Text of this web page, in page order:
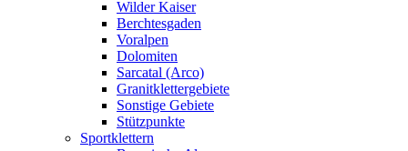
Wilder Kaiser
Berchtesgaden
Voralpen
Dolomiten
Sarcatal (Arco)
Granitklettergebiete
Sonstige Gebiete
Stützpunkte
Sportklettern